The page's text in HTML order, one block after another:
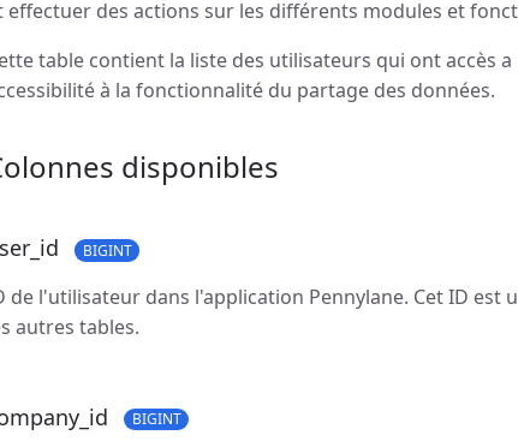
effectuer des actions sur les différents modules et
table contient la liste des utilisateurs qui ont accès
à la fonctionnalité du partage des données.
disponibles
BIGINT
de l'utilisateur dans l'application Pennylane. Cet ID
autres tables.
BIGINT